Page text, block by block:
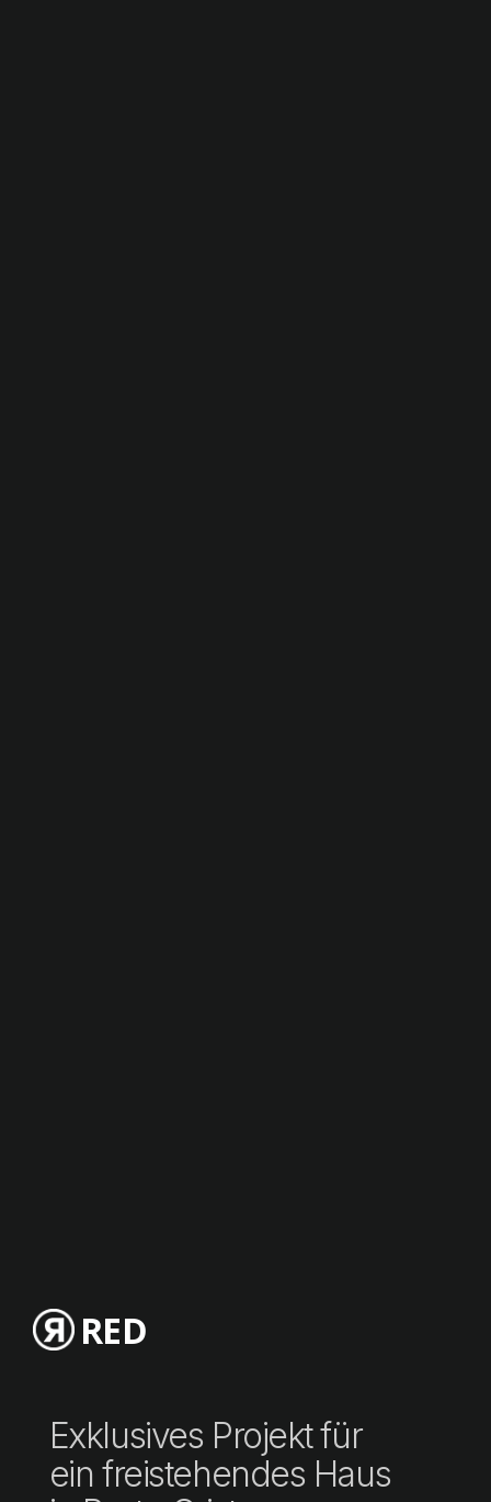
RED
Exklusives Projekt für
ein freistehendes Haus